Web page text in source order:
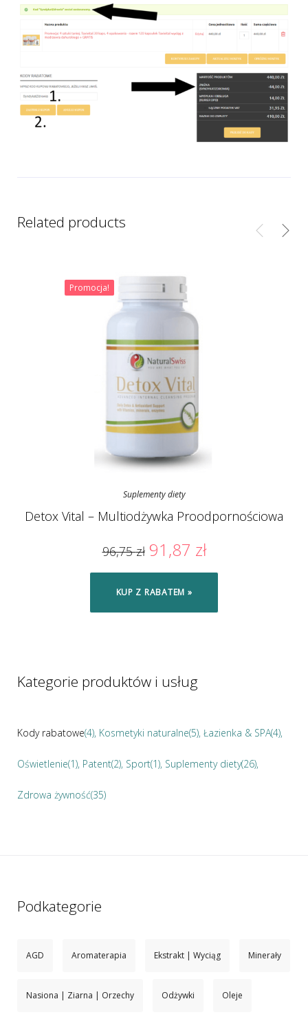
Related products
Promocja!
Suplementy diety
Detox Vital – Multiodżywka Proodpornościowa
96,75zł 91,87 zł
KUP Z RABATEM »
Kategorie produktów i usług
Kody rabatowe(4) Kosmetyki naturalne(5) Łazienka & SPA(4)
Oświetlenie(1) Patent(2) Sport(1) Suplementy diety(26)
Zdrowa żywność(35)
Podkategorie
AGD Aromaterapia Ekstrakt | Wyciąg Minerały
Nasiona | Ziarna | Orzechy Odżywki Oleje